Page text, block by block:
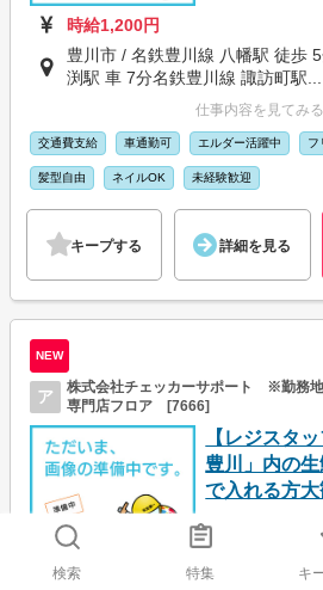
時給1,200円
豊川市 / 名鉄豊川線 八幡駅 徒歩
渕駅 車 7分名鉄豊川線 諏訪町駅...
仕事内容を見てみ
交通費支給 車通勤可 エルダー活躍中 フ
髪型自由 ネイルOK 未経験歓迎
キープする 詳細を見る
NEW
ア
株式会社チェッカーサポート ※勤務
専門店フロア [7666]
【レジスタ
豊川」内の
で入れる方
時給1,300円
検索 特集 キ